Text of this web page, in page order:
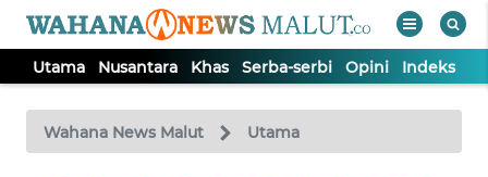
Utama Nusantara Khas Serba-serbi Opini Indeks
Wahana News Malut Utama
TV
Tutup